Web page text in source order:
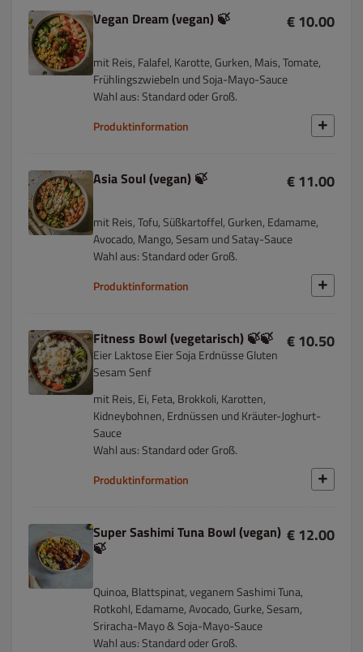
Vegan Dream (vegan) 🍃 € 10.00
mit Reis, Falafel, Karotte, Gurken, Mais, Tomate,
Frühlingszwiebeln und Soja-Mayo-Sauce
Wahl aus: Standard oder Groß.
Produktinformation
Asia Soul (vegan) 🍃 € 11.00
mit Reis, Tofu, Süßkartoffel, Gurken, Edamame,
Avocado, Mango, Sesam und Satay-Sauce
Wahl aus: Standard oder Groß.
Produktinformation
Fitness Bowl (vegetarisch) 🍃🍃
Eier Laktose Eier Soja Erdnüsse Gluten
Sesam Senf
€ 10.50
mit Reis, Ei, Feta, Brokkoli, Karotten,
Kidneybohnen, Erdnüssen und Kräuter-Joghurt-
Sauce
Wahl aus: Standard oder Groß.
Produktinformation
Super Sashimi Tuna Bowl (vegan)
🍃
€ 12.00
Quinoa, Blattspinat, veganem Sashimi Tuna,
Rotkohl, Edamame, Avocado, Gurke, Sesam,
Sriracha-Mayo & Soja-Mayo-Sauce
Wahl aus: Standard oder Groß.